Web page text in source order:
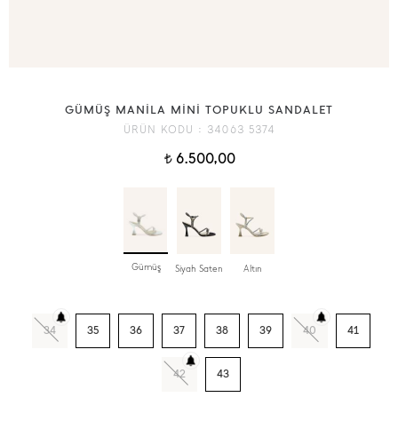
GÜMÜŞ MANİLA MİNİ TOPUKLU SANDALET
ÜRÜN KODU : 34063 5374
t6.500,00
Gümüş Siyah Saten Altın
34 35 36 37 38 39 40 41
42 43